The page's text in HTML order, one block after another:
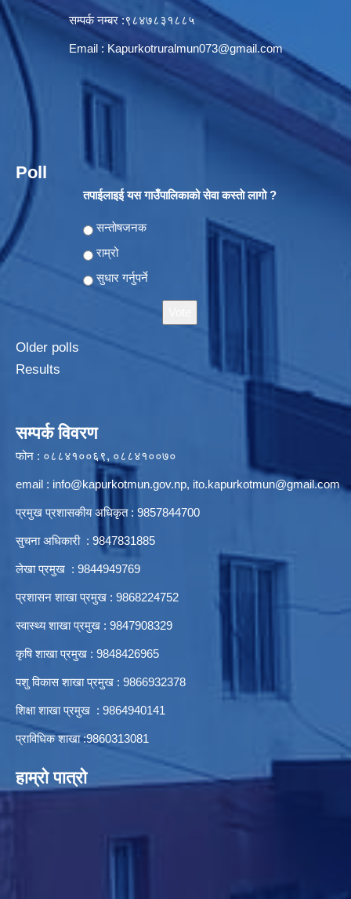
सम्पर्क नम्बर :९८४७८३१८८५
Email : Kapurkotruralmun073@gmail.com
Poll
तपाईलाइई यस गाउँपालिकाको सेवा कस्ताे लागो ?
Choices
सन्ताेषजनक
राम्रो
सुधार गर्नुपर्ने
Older polls
Results
सम्पर्क विवरण
फोन : ०८८४१००६९, ०८८४१००७०
email : info@kapurkotmun.gov.np, ito.kapurkotmun@gmail.com
प्रमुख प्रशासकीय अधिकृत : 9857844700
सुचना अधिकारी : 9847831885
लेखा प्रमुख : 9844949769
प्रशासन शाखा प्रमुख : 9868224752
स्वास्थ्य शाखा प्रमुख : 9847908329
कृषि शाखा प्रमुख : 9848426965
पशु विकास शाखा प्रमुख : 9866932378
शिक्षा शाखा प्रमुख : 9864940141
प्राविधिक शाखा :9860313081
हाम्रो पात्रो